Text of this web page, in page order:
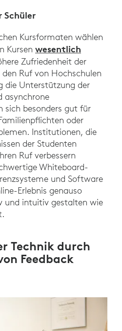
Schüler
Kursformaten wählen
Kursen wesentlich
Zufriedenheit der
Ruf von Hochschulen
die Unterstützung der
asynchrone
sich besonders gut für
oder
Institutionen, die
der Studenten
Ruf verbessern
Whiteboard-
und Software
Erlebnis genauso
und intuitiv gestalten wie
Technik durch
Feedback